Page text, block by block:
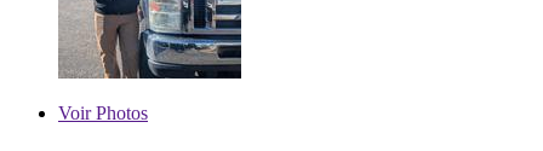
VoirPhotos